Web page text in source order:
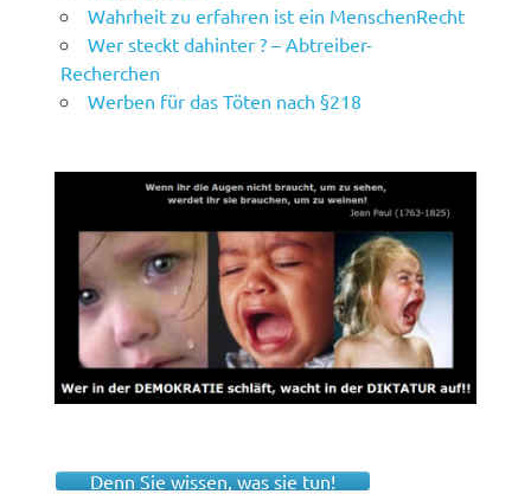
Wahrheit zu erfahren ist ein MenschenRecht
Wer steckt dahinter ? – Abtreiber-
Recherchen
Werben für das Töten nach §218
Denn Sie wissen, was sie tun!